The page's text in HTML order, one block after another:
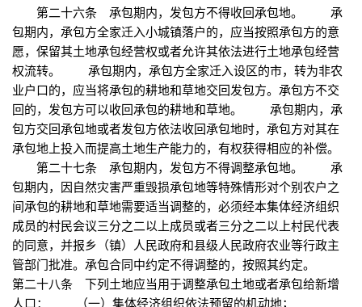
第二十六条 承包期内，发包方不得收回承包地。 承
包期内，承包方全家迁入小城镇落户的，应当按照承包方的意
愿，保留其土地承包经营权或者允许其依法进行土地承包经营
权流转。 承包期内，承包方全家迁入设区的市，转为非农
业户口的，应当将承包的耕地和草地交回发包方。承包方不交
回的，发包方可以收回承包的耕地和草地。 承包期内，承
包方交回承包地或者发包方依法收回承包地时，承包方对其在
承包地上投入而提高土地生产能力的，有权获得相应的补偿。
第二十七条 承包期内，发包方不得调整承包地。 承
包期内，因自然灾害严重毁损承包地等特殊情形对个别农户之
间承包的耕地和草地需要适当调整的，必须经本集体经济组织
成员的村民会议三分之二以上成员或者三分之二以上村民代表
的同意，并报乡（镇）人民政府和县级人民政府农业等行政主
管部门批准。承包合同中约定不得调整的，按照其约定。
第二十八条 下列土地应当用于调整承包土地或者承包给新增
人口： （一）集体经济组织依法预留的机动地；